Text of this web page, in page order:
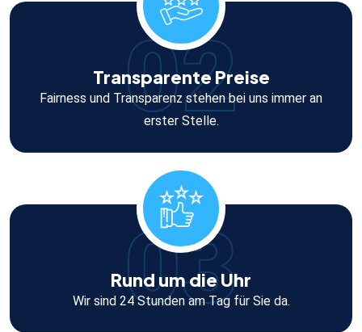
02
Transparente Preise
Fairness und Transparenz stehen bei uns immer an
erster Stelle.
03
Rund um die Uhr
Wir sind 24 Stunden am Tag für Sie da.